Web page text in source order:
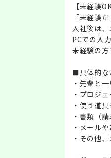
【未経験
「未経験
入社後は
PCでの入
未経験の方
■具体的な
・先輩と
・プロジ
・使う道
・書類（
・メール
・その他